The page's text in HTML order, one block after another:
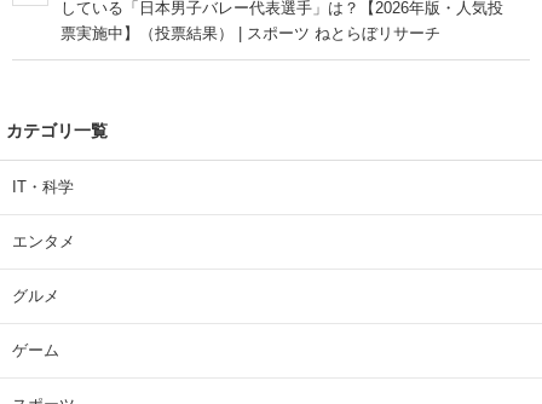
している「日本男子バレー代表選手」は？【2026年版・人気投
票実施中】（投票結果） | スポーツ ねとらぼリサーチ
カテゴリ一覧
IT・科学
エンタメ
グルメ
ゲーム